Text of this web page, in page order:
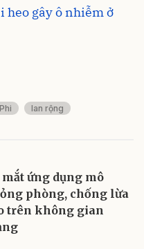
heo gây ô nhiễm ở
lan rộng
mắt ứng dụng mô
phòng, chống lừa
trên không gian